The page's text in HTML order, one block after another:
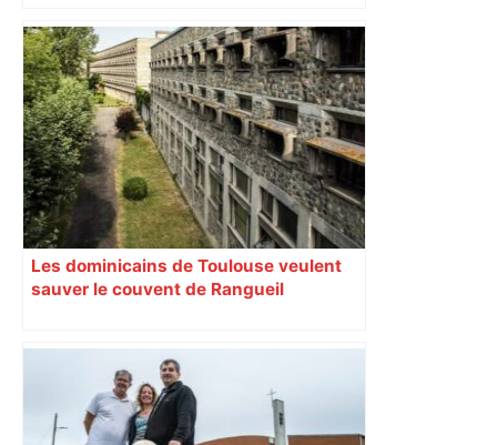
Top 14: comment Perpignan a une
nouvelle fois fait tomber Toulouse? –
RMC Sport
Les dominicains de Toulouse veulent
sauver le couvent de Rangueil